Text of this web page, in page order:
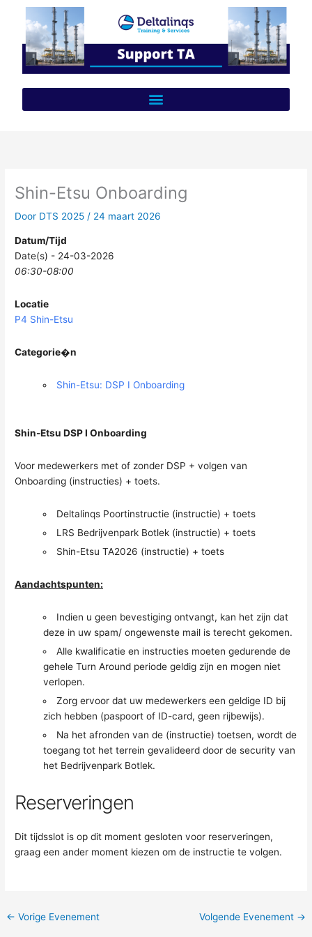
inhoud
Shin-Etsu Onboarding
Door DTS 2025 / 24 maart 2026
Datum/Tijd
Date(s) - 24-03-2026
06:30-08:00
Locatie
P4 Shin-Etsu
Categorie�n
Shin-Etsu: DSP I Onboarding
Shin-Etsu DSP I Onboarding
Voor medewerkers met of zonder DSP + volgen van
Onboarding (instructies) + toets.
Deltalinqs Poortinstructie (instructie) + toets
LRS Bedrijvenpark Botlek (instructie) + toets
Shin-Etsu TA2026 (instructie) + toets
Aandachtspunten:
Indien u geen bevestiging ontvangt, kan het zijn dat
deze in uw spam/ ongewenste mail is terecht gekomen.
Alle kwalificatie en instructies moeten gedurende de
gehele Turn Around periode geldig zijn en mogen niet
verlopen.
Zorg ervoor dat uw medewerkers een geldige ID bij
zich hebben (paspoort of ID-card, geen rijbewijs).
Na het afronden van de (instructie) toetsen, wordt de
toegang tot het terrein gevalideerd door de security van
het Bedrijvenpark Botlek.
Reserveringen
Dit tijdsslot is op dit moment gesloten voor reserveringen,
graag een ander moment kiezen om de instructie te volgen.
← Vorige Evenement Volgende Evenement →